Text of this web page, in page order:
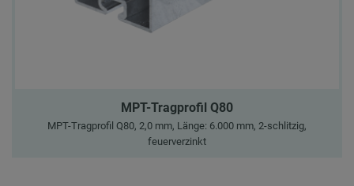
MPT-Tragprofil Q80
MPT-Tragprofil Q80, 2,0 mm, Länge: 6.000 mm, 2-schlitzig,
feuerverzinkt